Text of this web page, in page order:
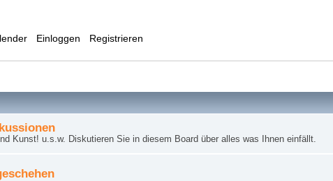
Einloggen Registrieren
Kunst! u.s.w. Diskutieren Sie in diesem Board über alles was Ihnen einfällt.